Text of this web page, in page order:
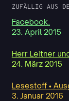
ZUFÄLLIG AUS
Facebook.
23. April 2015
Herr Leitner
24. März 2015
Lesestoff •
3. Januar 2016